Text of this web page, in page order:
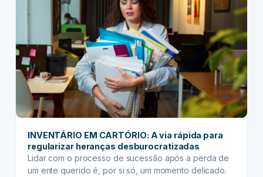
valor
dos
seus
ativos
ao
longo
INVENTÁRIO EM CARTÓRIO: A via rápida para
regularizar heranças desburocratizadas
Lidar com o processo de sucessão após a perda de
um ente querido é, por si só, um momento delicado.